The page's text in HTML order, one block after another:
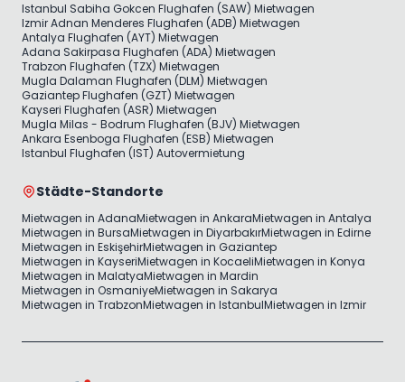
Istanbul Sabiha Gokcen Flughafen (SAW) Mietwagen
Izmir Adnan Menderes Flughafen (ADB) Mietwagen
Antalya Flughafen (AYT) Mietwagen
Adana Sakirpasa Flughafen (ADA) Mietwagen
Trabzon Flughafen (TZX) Mietwagen
Mugla Dalaman Flughafen (DLM) Mietwagen
Gaziantep Flughafen (GZT) Mietwagen
Kayseri Flughafen (ASR) Mietwagen
Mugla Milas - Bodrum Flughafen (BJV) Mietwagen
Ankara Esenboga Flughafen (ESB) Mietwagen
Istanbul Flughafen (IST) Autovermietung
Städte-Standorte
Mietwagen in AdanaMietwagen in AnkaraMietwagen in Antalya
Mietwagen in BursaMietwagen in DiyarbakırMietwagen in Edirne
Mietwagen in EskişehirMietwagen in Gaziantep
Mietwagen in KayseriMietwagen in KocaeliMietwagen in Konya
Mietwagen in MalatyaMietwagen in Mardin
Mietwagen in OsmaniyeMietwagen in Sakarya
Mietwagen in TrabzonMietwagen in IstanbulMietwagen in Izmir